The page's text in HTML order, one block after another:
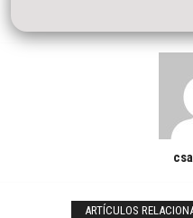
ARTÍCULOS